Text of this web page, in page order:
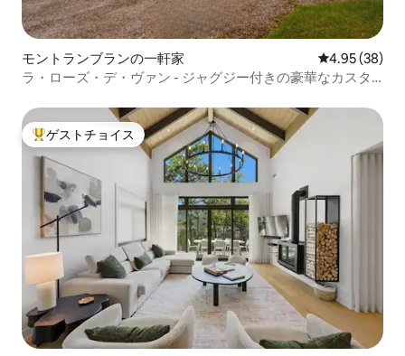
モントランブランの一軒家 レビュー38
4.95 (38)
ラ・ローズ・デ・ヴァン - ジャグジー付きの豪華なカスタ
大好評のゲストチョイスです。
ゲストチョイス